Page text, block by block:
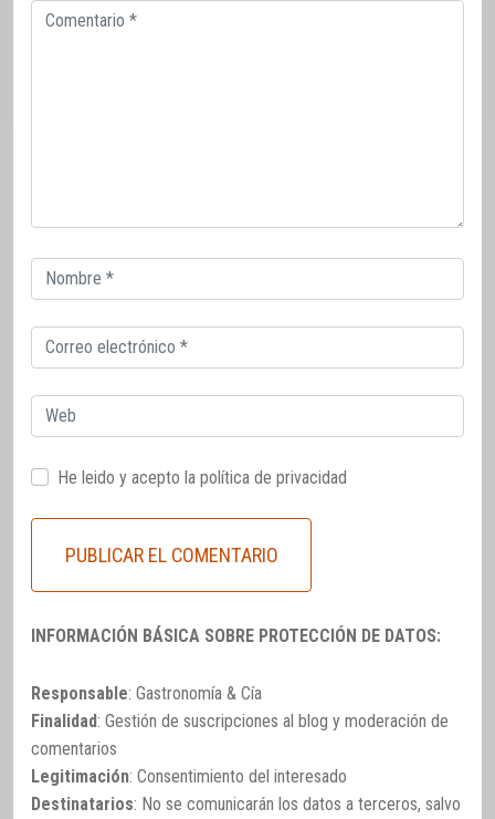
Comentario
Correo
electrónico
Correo
electrónico
Web
He leido y acepto la política de privacidad
INFORMACIÓN BÁSICA SOBRE PROTECCIÓN DE DATOS:
Responsable: Gastronomía & Cía
Finalidad: Gestión de suscripciones al blog y moderación de
comentarios
Legitimación: Consentimiento del interesado
Destinatarios: No se comunicarán los datos a terceros, salvo